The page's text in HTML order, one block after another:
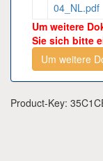
04_NL.pdf
Um weitere
Sie sich bitte
Um weitere
Product-Key: